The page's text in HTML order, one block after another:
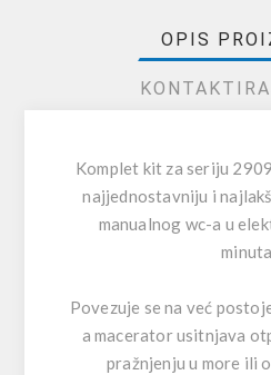
OPIS
Komplet kit za seriju
najjednostavniju i
manualnog wc-a u
Povezuje se na već
a macerator usitnjava
pražnjenju u more ili